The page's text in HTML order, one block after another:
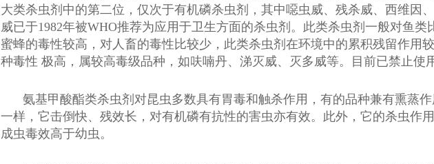
大类杀虫剂中的第二位，仅次于有机磷杀虫剂，其中噁虫威、残杀威、西维因
威已于1982年被WHO推荐为应用于卫生方面的杀虫剂。此类杀虫剂一般对鱼类
蜜蜂的毒性较高，对人畜的毒性比较少，此类杀虫剂在环境中的累积残留作用
种毒性 极高，属较高毒级品种，如呋喃丹、涕灭威、灭多威等。目前已禁止使用
氨基甲酸酯类杀虫剂对昆虫多数具有胃毒和触杀作用，有的品种兼有熏蒸
一样，它击倒快、残效长，对有机磷有抗性的害虫亦有效。此外，它的杀虫作
成虫毒效高于幼虫。